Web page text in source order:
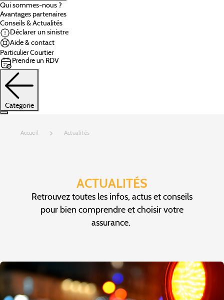
Qui sommes-nous ?
Avantages partenaires
Conseils & Actualités
Déclarer un sinistre
Aide & contact
ParticulierCourtier
Prendre un RDV
Categorie
Accueil Actualités
ACTUALITÉS
Retrouvez toutes les infos, actus et conseils
pour bien comprendre et choisir votre
assurance.